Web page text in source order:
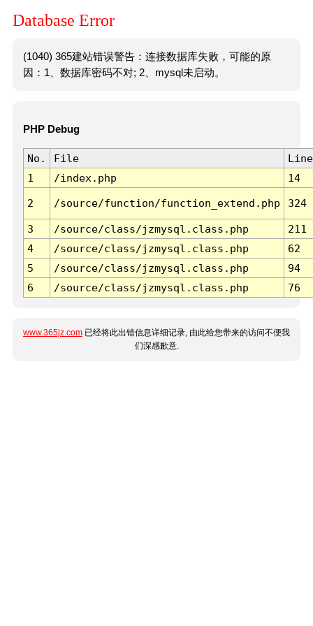
Database Error
(1040) 365建站错误警告：连接数据库失败，可能的原
因：1、数据库密码不对; 2、mysql未启动。
PHP Debug
No. File
Line
1
/index.php 14
2 /source/function/function_extend.php 324
3 /source/class/jzmysql.class.php
211
4
/source/class/jzmysql.class.php
62
5
/source/class/jzmysql.class.php
94
6
/source/class/jzmysql.class.php 76
www.365jz.com 已经将此出错信息详细记录, 由此给您带来的访问不便我
们深感歉意.